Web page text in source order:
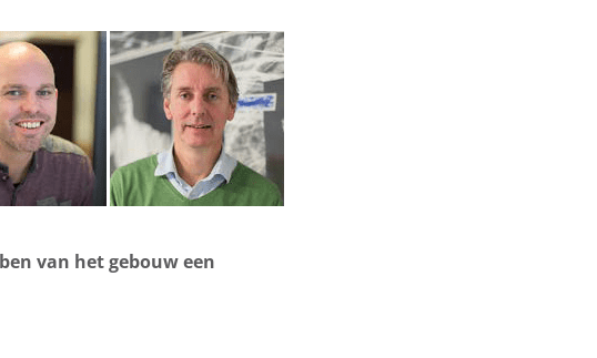
van het gebouw een